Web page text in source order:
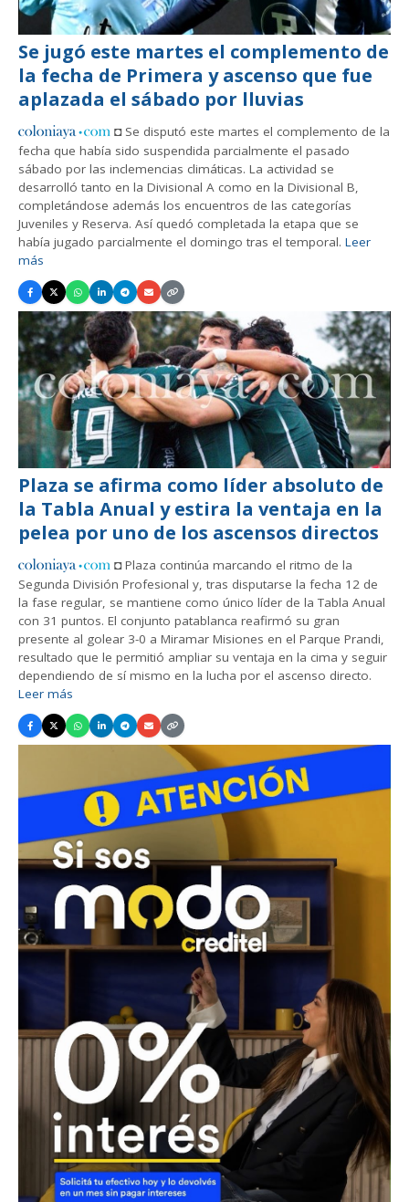
Se jugó este martes el complemento de
la fecha de Primera y ascenso que fue
aplazada el sábado por lluvias
◘ Se disputó este martes el complemento de la
fecha que había sido suspendida parcialmente el pasado
sábado por las inclemencias climáticas. La actividad se
desarrolló tanto en la Divisional A como en la Divisional B,
completándose además los encuentros de las categorías
Juveniles y Reserva. Así quedó completada la etapa que se
había jugado parcialmente el domingo tras el temporal. Leer
más
Plaza se afirma como líder absoluto de
la Tabla Anual y estira la ventaja en la
pelea por uno de los ascensos directos
◘ Plaza continúa marcando el ritmo de la
Segunda División Profesional y, tras disputarse la fecha 12 de
la fase regular, se mantiene como único líder de la Tabla Anual
con 31 puntos. El conjunto patablanca reafirmó su gran
presente al golear 3-0 a Miramar Misiones en el Parque Prandi,
resultado que le permitió ampliar su ventaja en la cima y seguir
dependiendo de sí mismo en la lucha por el ascenso directo.
Leer más